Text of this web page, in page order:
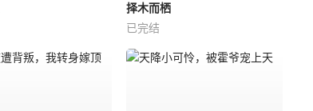
择木而栖
已完结